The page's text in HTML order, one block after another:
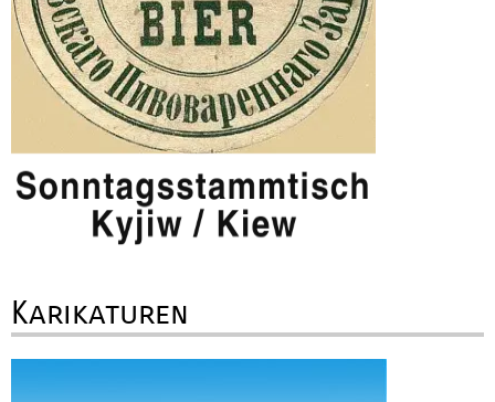
Karikaturen